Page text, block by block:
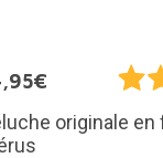
originale en